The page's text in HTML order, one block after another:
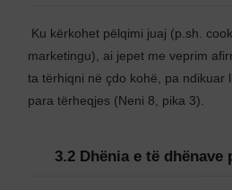
Ku kërkohet pëlqimi juaj (p.sh.
marketingu), ai jepet me veprim
ta tërhiqni në çdo kohë, pa ndikuar
para tërheqjes (Neni 8, pika 3).
3.2 Dhënia e të dhënave